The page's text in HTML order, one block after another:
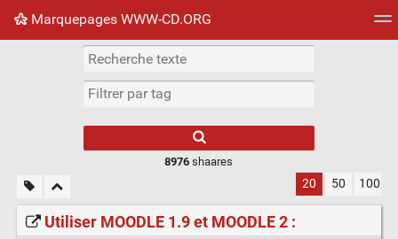
Marquepages WWW-CD.ORG
Nuage de tags Mur d'images
8976 shaares
20 50 100
Utiliser MOODLE 1.9 et MOODLE 2 :